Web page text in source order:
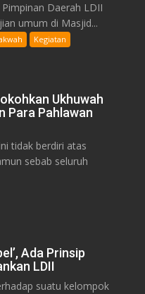
Daerah LDII
umum di Masjid...
Kegiatan
Ukhuwah
Para Pahlawan
tidak berdiri atas
sebab seluruh
Ada Prinsip
LDII
suatu kelompok